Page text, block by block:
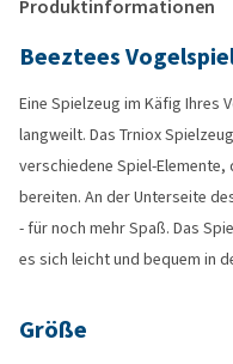
Produktinformationen
Beeztees
Eine Spielzeug im Käfig Ihres
langweilt. Das Trniox
verschiedene Spiel-Elemente,
bereiten. An der Unterseite
- für noch mehr Spaß. Das
es sich leicht und bequem in
Größe